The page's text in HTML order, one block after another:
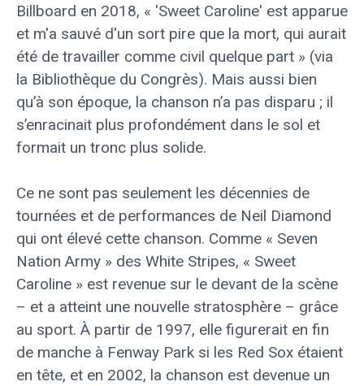
Billboard en 2018, « 'Sweet Caroline' est apparue
et m'a sauvé d'un sort pire que la mort, qui aurait
été de travailler comme civil quelque part » (via
la Bibliothèque du Congrès). Mais aussi bien
qu’à son époque, la chanson n’a pas disparu ; il
s’enracinait plus profondément dans le sol et
formait un tronc plus solide.
Ce ne sont pas seulement les décennies de
tournées et de performances de Neil Diamond
qui ont élevé cette chanson. Comme « Seven
Nation Army » des White Stripes, « Sweet
Caroline » est revenue sur le devant de la scène
– et a atteint une nouvelle stratosphère – grâce
au sport. À partir de 1997, elle figurerait en fin
de manche à Fenway Park si les Red Sox étaient
en tête, et en 2002, la chanson est devenue un